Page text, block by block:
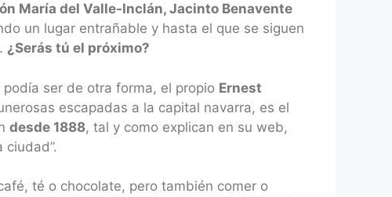
María del Valle-Inclán, Jacinto Benavente
un lugar entrañable y hasta el que se siguen
¿Serás tú el próximo?
ser de otra forma, el propio Ernest
escapadas a la capital navarra, es el
desde 1888, tal y como explican en su web,
té o chocolate, pero también comer o